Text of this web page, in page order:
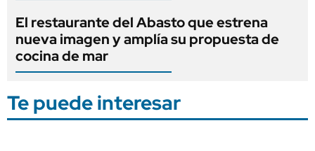
El restaurante del Abasto que estrena
nueva imagen y amplía su propuesta de
cocina de mar
Te puede interesar